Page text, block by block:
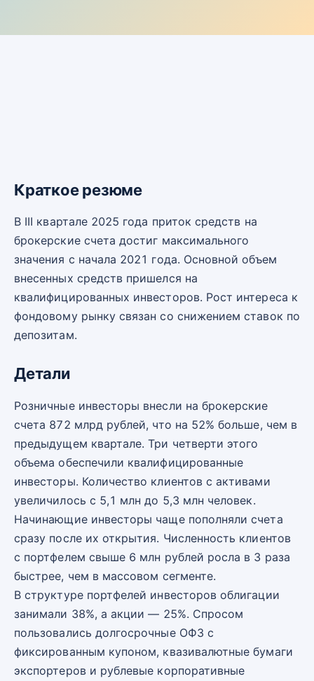
Краткое резюме
В III квартале 2025 года приток средств на
брокерские счета достиг максимального
значения с начала 2021 года. Основной объем
внесенных средств пришелся на
квалифицированных инвесторов. Рост интереса к
фондовому рынку связан со снижением ставок по
депозитам.
Детали
Розничные инвесторы внесли на брокерские
счета 872 млрд рублей, что на 52% больше, чем в
предыдущем квартале. Три четверти этого
объема обеспечили квалифицированные
инвесторы. Количество клиентов с активами
увеличилось с 5,1 млн до 5,3 млн человек.
Начинающие инвесторы чаще пополняли счета
сразу после их открытия. Численность клиентов
с портфелем свыше 6 млн рублей росла в 3 раза
быстрее, чем в массовом сегменте.
В структуре портфелей инвесторов облигации
занимали 38%, а акции — 25%. Спросом
пользовались долгосрочные ОФЗ с
фиксированным купоном, квазивалютные бумаги
экспортеров и рублевые корпоративные